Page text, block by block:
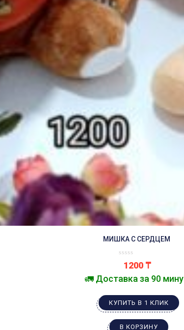
МИШКА С СЕРДЦЕМ
1200 ₸
🚛 Доставка за 90
КУПИТЬ В 1 КЛИК
В КОРЗИНУ